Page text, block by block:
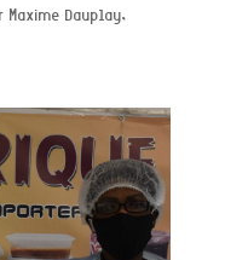
Dauplay,